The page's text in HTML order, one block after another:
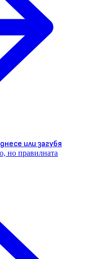
или загубя
но правилната